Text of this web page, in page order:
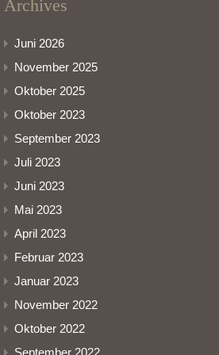
Archives
Juni 2026
November 2025
Oktober 2025
Oktober 2023
September 2023
Juli 2023
Juni 2023
Mai 2023
April 2023
Februar 2023
Januar 2023
November 2022
Oktober 2022
September 2022